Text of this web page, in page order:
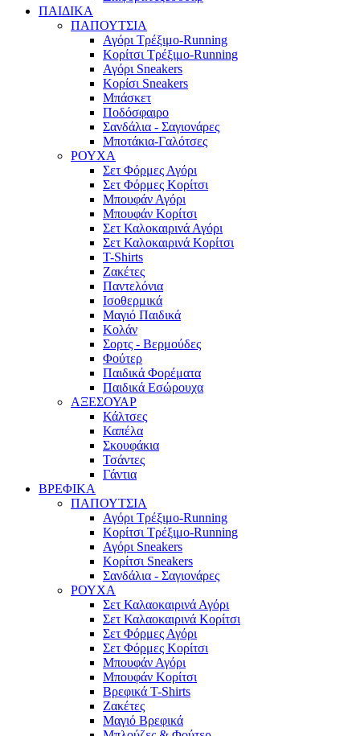
ΠΑΙΔΙΚΑ
ΠΑΠΟΥΤΣΙΑ
Αγόρι Τρέξιμο-Running
Κορίτσι Τρέξιμο-Running
Αγόρι Sneakers
Κορίσι Sneakers
Μπάσκετ
Ποδόσφαιρο
Σανδάλια - Σαγιονάρες
Μποτάκια-Γαλότσες
ΡΟΥΧΑ
Σετ Φόρμες Αγόρι
Σετ Φόρμες Κορίτσι
Μπουφάν Αγόρι
Μπουφάν Κορίτσι
Σετ Καλοκαιρινά Αγόρι
Σετ Καλοκαιρινά Κορίτσι
T-Shirts
Ζακέτες
Παντελόνια
Ισοθερμικά
Μαγιό Παιδικά
Κολάν
Σορτς - Βερμούδες
Φούτερ
Παιδικά Φορέματα
Παιδικά Εσώρουχα
ΑΞΕΣΟΥΑΡ
Κάλτσες
Καπέλα
Σκουφάκια
Τσάντες
Γάντια
ΒΡΕΦΙΚΑ
ΠΑΠΟΥΤΣΙΑ
Αγόρι Τρέξιμο-Running
Κορίτσι Τρέξιμο-Running
Αγόρι Sneakers
Κορίτσι Sneakers
Σανδάλια - Σαγιονάρες
ΡΟΥΧΑ
Σετ Καλαοκαιρινά Αγόρι
Σετ Καλαοκαιρινά Κορίτσι
Σετ Φόρμες Αγόρι
Σετ Φόρμες Κορίτσι
Mπουφάν Αγόρι
Mπουφάν Κορίτσι
Βρεφικά T-Shirts
Ζακέτες
Μαγιό Βρεφικά